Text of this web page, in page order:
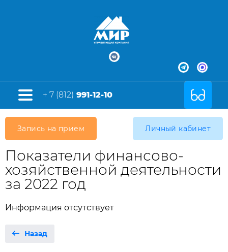
+ 7 (812) 991-12-10
Запись на прием Личный кабинет
Показатели финансово-
хозяйственной деятельности
за 2022 год
Информация отсутствует
Назад